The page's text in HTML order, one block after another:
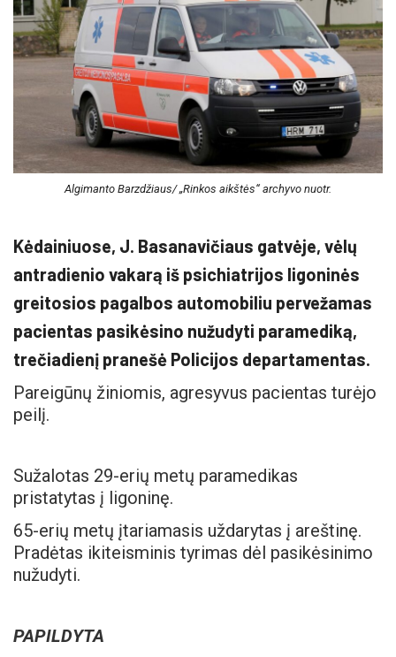
Algimanto Barzdžiaus/ „Rinkos aikštės“ archyvo nuotr.
Kėdainiuose, J. Basanavičiaus gatvėje, vėlų
antradienio vakarą iš psichiatrijos ligoninės
greitosios pagalbos automobiliu pervežamas
pacientas pasikėsino nužudyti paramediką,
trečiadienį pranešė Policijos departamentas.
Pareigūnų žiniomis, agresyvus pacientas turėjo
peilį.
Sužalotas 29-erių metų paramedikas
pristatytas į ligoninę.
65-erių metų įtariamasis uždarytas į areštinę.
Pradėtas ikiteisminis tyrimas dėl pasikėsinimo
nužudyti.
PAPILDYTA